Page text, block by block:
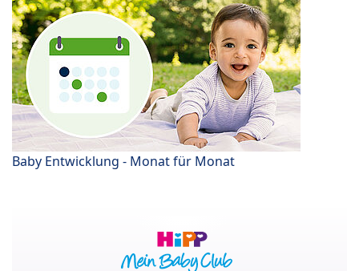
Baby Entwicklung - Monat für Monat